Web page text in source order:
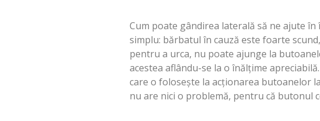
Cum poate gândirea laterală să ne ajute
simplu: bărbatul în cauză este foarte
pentru a urca, nu poate ajunge la
acestea aflându-se la o înălțime
care o folosește la acționarea butoanelor
nu are nici o problemă, pentru că butonul